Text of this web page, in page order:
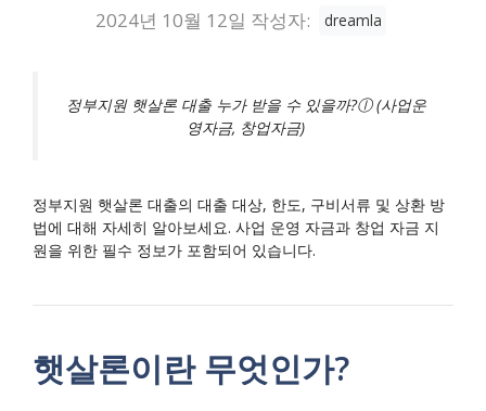
2024년 10월 12일 작성자: dreamla
정부지원 햇살론 대출 누가 받을 수 있을까?ⓛ (사업운
영자금, 창업자금)
정부지원 햇살론 대출의 대출 대상, 한도, 구비서류 및 상환 방
법에 대해 자세히 알아보세요. 사업 운영 자금과 창업 자금 지
원을 위한 필수 정보가 포함되어 있습니다.
햇살론이란 무엇인가?